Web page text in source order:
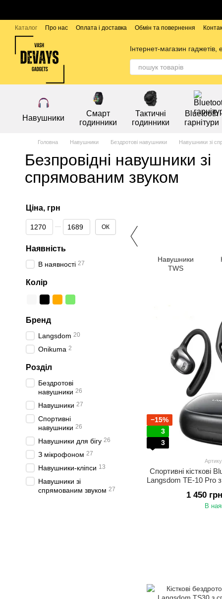
Каталог Про нас Оплата і доставка Обмін та повернення
Бренди
Інтернет-магазин гаджетів,
Навушники
Смарт
годинники
Тактичні
годинники
Bluetooth
гарнітури
Головна Навушники Бездротові навушники Навушники зі
Безпровідні навушники зі
спрямованим звуком
Навушники
TWS
−15%
3
3
Спортивні кісткові
Langsdom TE-10 Pro
1 450 грн
В
Ціна, грн
Від Ціна, грн
До Ціна, грн ОК
Наявність
В наявності 27
Колір
Бренд
Langsdom 20
Onikuma 2
Розділ
Бездротові
навушники 26
Навушники 27
Спортивні
навушники 26
Навушники для бігу 26
З мікрофоном 27
Навушники-кліпси 13
Навушники зі
спрямованим звуком 27